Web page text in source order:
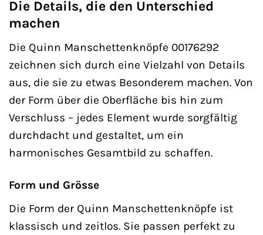
Die Details, die den Unterschied
machen
Die Quinn Manschettenknöpfe 00176292
zeichnen sich durch eine Vielzahl von Details
aus, die sie zu etwas Besonderem machen. Von
der Form über die Oberfläche bis hin zum
Verschluss – jedes Element wurde sorgfältig
durchdacht und gestaltet, um ein
harmonisches Gesamtbild zu schaffen.
Form und Grösse
Die Form der Quinn Manschettenknöpfe ist
klassisch und zeitlos. Sie passen perfekt zu